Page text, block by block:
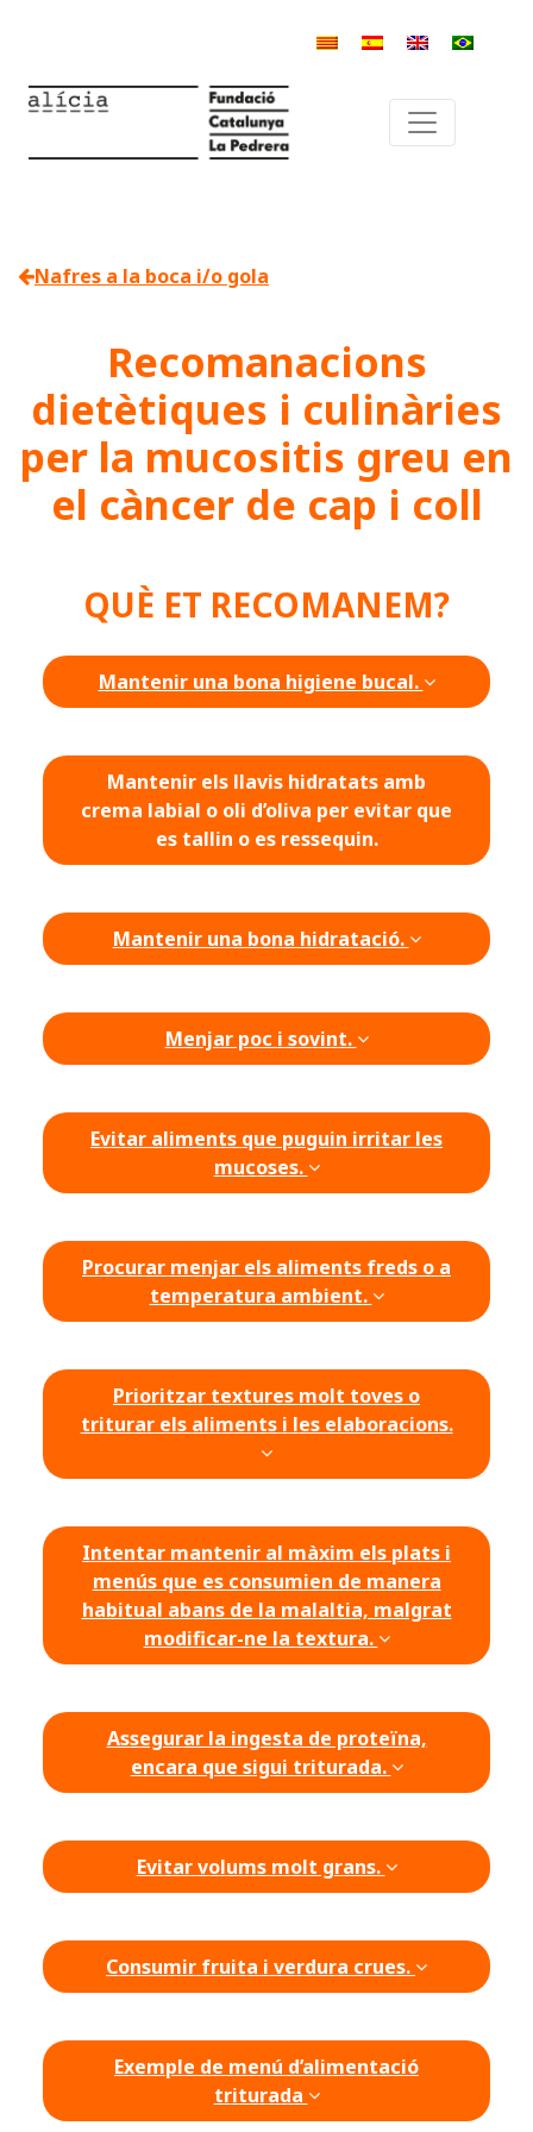
Nafres a la boca i/o gola
Recomanacions
dietètiques i culinàries
per la mucositis greu en
el càncer de cap i coll
QUÈ ET RECOMANEM?
Mantenir una bona higiene bucal.
Mantenir els llavis hidratats amb
crema labial o oli d’oliva per evitar que
es tallin o es ressequin.
Mantenir una bona hidratació.
Menjar poc i sovint.
Evitar aliments que puguin irritar les
mucoses.
Procurar menjar els aliments freds o a
temperatura ambient.
Prioritzar textures molt toves o
triturar els aliments i les elaboracions.
Intentar mantenir al màxim els plats i
menús que es consumien de manera
habitual abans de la malaltia, malgrat
modificar-ne la textura.
Assegurar la ingesta de proteïna,
encara que sigui triturada.
Evitar volums molt grans.
Consumir fruita i verdura crues.
Exemple de menú d’alimentació
triturada